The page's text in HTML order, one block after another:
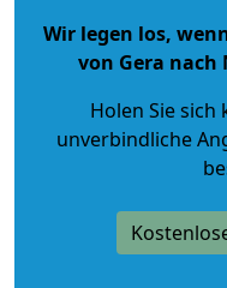
Wir legen los,
von Gera
Holen Sie
unverbindliche